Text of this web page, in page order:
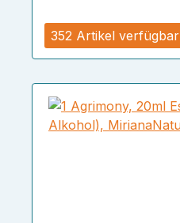
352 Artikel verfügbar